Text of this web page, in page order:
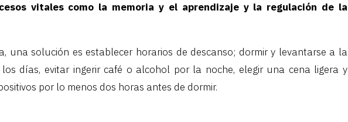
vitales como la memoria y el aprendizaje y la regulación de la
una solución es establecer horarios de descanso; dormir y levantarse a la
días, evitar ingerir café o alcohol por la noche, elegir una cena ligera y
por lo menos dos horas antes de dormir.